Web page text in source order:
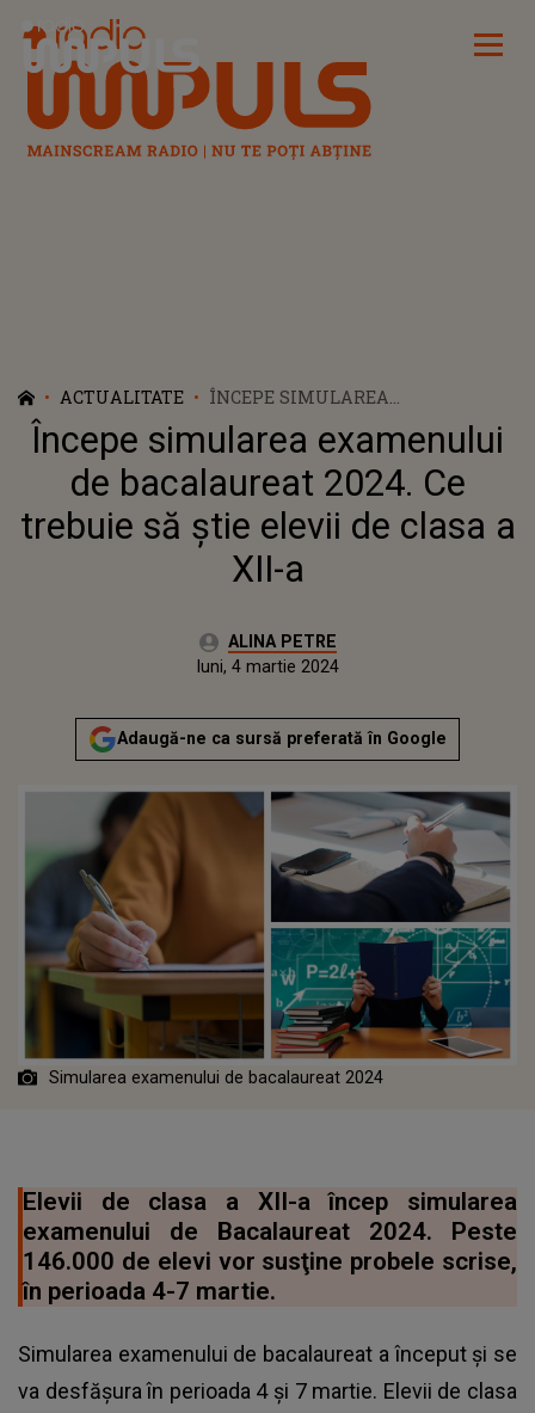
Radio Impuls
ACTUALITATE
ÎNCEPE SIMULAREA
EXAMENULUI DE BACALAUREAT
2024. CE TREBUIE SĂ ȘTIE ELEVII
DE CLASA A XII-A
Începe simularea examenului
de bacalaureat 2024. Ce
trebuie să știe elevii de clasa a
XII-a
Autor:ALINA PETRE
Actualizat:
luni, 4 martie 2024
Adaugă-ne ca sursă preferată în Google
Simularea examenului de bacalaureat 2024
Elevii de clasa a XII-a încep simularea
examenului de Bacalaureat 2024. Peste
146.000 de elevi vor susţine probele scrise,
în perioada 4-7 martie.
Simularea examenului de bacalaureat a început și se
va desfășura în perioada 4 și 7 martie. Elevii de clasa